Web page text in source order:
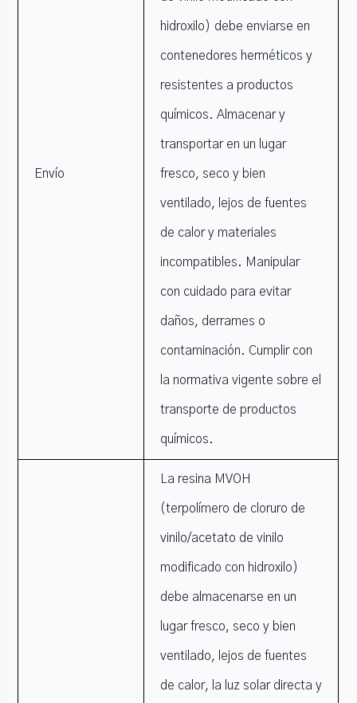
Envío
hidroxilo) debe enviarse en
contenedores herméticos y
resistentes a productos
químicos. Almacenar y
transportar en un lugar
fresco, seco y bien
ventilado, lejos de fuentes
de calor y materiales
incompatibles. Manipular
con cuidado para evitar
daños, derrames o
contaminación. Cumplir con
la normativa vigente sobre el
transporte de productos
químicos.
La resina MVOH
(terpolímero de cloruro de
vinilo/acetato de vinilo
modificado con hidroxilo)
debe almacenarse en un
lugar fresco, seco y bien
ventilado, lejos de fuentes
de calor, la luz solar directa y